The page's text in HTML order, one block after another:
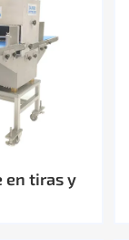
en tiras y